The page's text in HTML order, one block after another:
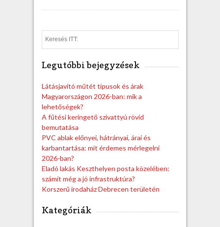
e
Legutóbbi bejegyzések
Látásjavító műtét típusok és árak
Magyarországon 2026-ban: mik a
lehetőségek?
A fűtési keringető szivattyú rövid
bemutatása
PVC ablak előnyei, hátrányai, árai és
karbantartása: mit érdemes mérlegelni
2026-ban?
Eladó lakás Keszthelyen posta közelében:
számít még a jó infrastruktúra?
Korszerű irodaház Debrecen területén
Kategóriák